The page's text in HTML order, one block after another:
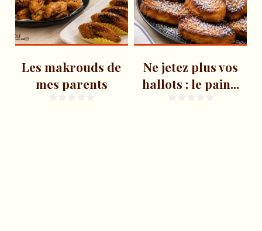
Les makrouds de
mes parents
Ne jetez plus vos
hallots : le pain...